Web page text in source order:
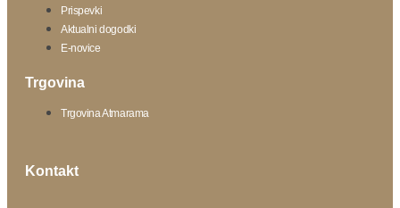
Prispevki
Aktualni dogodki
E-novice
Trgovina
Trgovina Atmarama
Kontakt